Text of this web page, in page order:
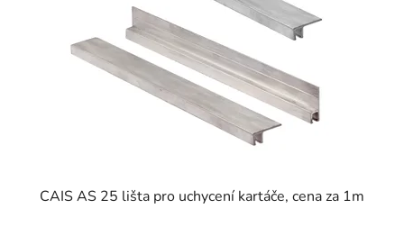
CAIS AS 25 lišta pro uchycení kartáče, cena za 1m